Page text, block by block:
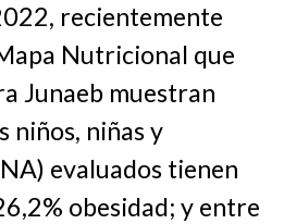
recientemente
Nutricional que
Junaeb muestran
niños, niñas y
evaluados tienen
obesidad; y entre